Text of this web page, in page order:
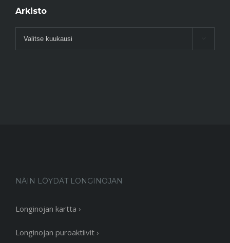
Arkisto
Arkisto